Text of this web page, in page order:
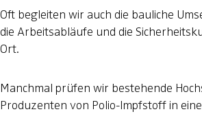
Oft begleiten wir auch die bauliche
die Arbeitsabläufe und die
Ort.
Manchmal prüfen wir bestehende
Produzenten von Polio-Impfstoff in